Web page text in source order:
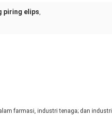
piring elips,
farmasi, industri tenaga; dan industri